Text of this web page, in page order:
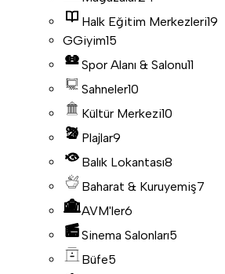
Halk Eğitim Merkezleri19
GGiyim15
Spor Alanı & Salonu11
Sahneler10
Kültür Merkezi10
Plajlar9
Balık Lokantası8
Baharat & Kuruyemiş7
AVM'ler6
Sinema Salonları5
Büfe5